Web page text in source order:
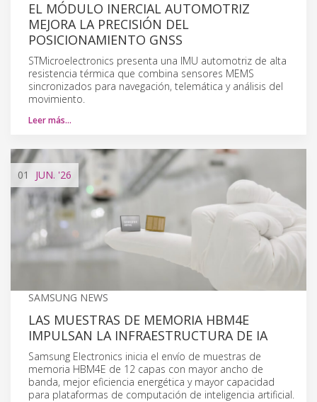
EL MÓDULO INERCIAL AUTOMOTRIZ
MEJORA LA PRECISIÓN DEL
POSICIONAMIENTO GNSS
STMicroelectronics presenta una IMU automotriz de alta
resistencia térmica que combina sensores MEMS
sincronizados para navegación, telemática y análisis del
movimiento.
Leer más…
01 JUN. '26
SAMSUNG NEWS
LAS MUESTRAS DE MEMORIA HBM4E
IMPULSAN LA INFRAESTRUCTURA DE IA
Samsung Electronics inicia el envío de muestras de
memoria HBM4E de 12 capas con mayor ancho de
banda, mejor eficiencia energética y mayor capacidad
para plataformas de computación de inteligencia artificial.